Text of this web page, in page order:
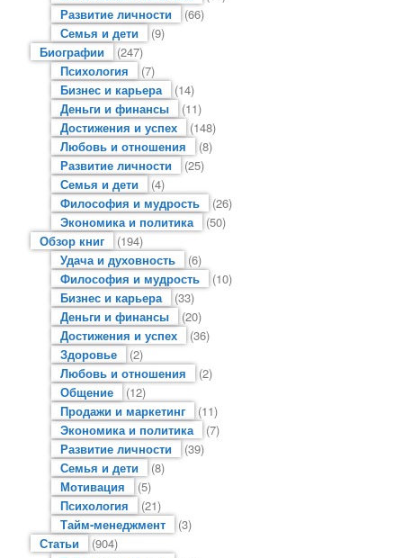
Развитие личности
(66)
Семья и дети
(9)
Биографии
(247)
Психология
(7)
Бизнес и карьера
(14)
Деньги и финансы
(11)
Достижения и успех
(148)
Любовь и отношения
(8)
Развитие личности
(25)
Семья и дети
(4)
Философия и мудрость
(26)
Экономика и политика
(50)
Обзор книг
(194)
Удача и духовность
(6)
Философия и мудрость
(10)
Бизнес и карьера
(33)
Деньги и финансы
(20)
Достижения и успех
(36)
Здоровье
(2)
Любовь и отношения
(2)
Общение
(12)
Продажи и маркетинг
(11)
Экономика и политика
(7)
Развитие личности
(39)
Семья и дети
(8)
Мотивация
(5)
Психология
(21)
Тайм-менеджмент
(3)
Статьи
(904)